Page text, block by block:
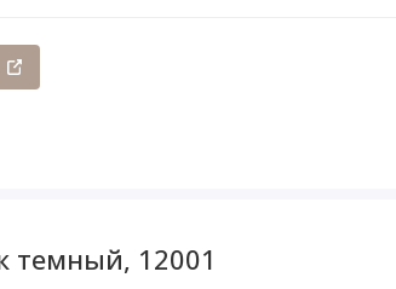
темный, 12001